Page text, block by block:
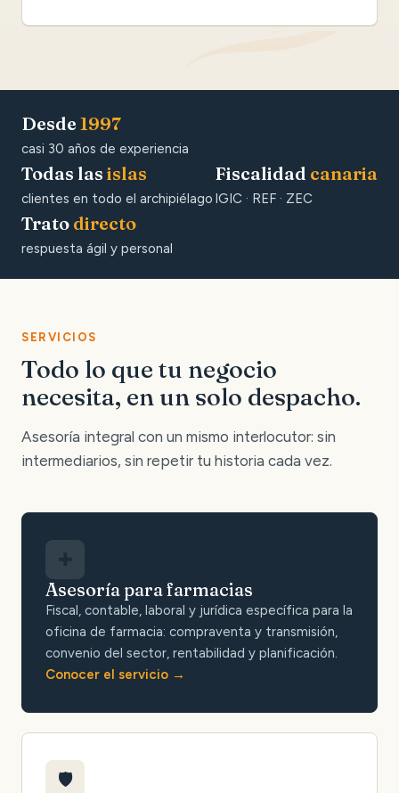
Desde 1997
casi 30 años de experiencia
Todas las islas
clientes en todo el archipiélago
Fiscalidad canaria
IGIC · REF · ZEC
Trato directo
respuesta ágil y personal
SERVICIOS
Todo lo que tu negocio
necesita, en un solo despacho.
Asesoría integral con un mismo interlocutor: sin
intermediarios, sin repetir tu historia cada vez.
Asesoría para farmacias
Fiscal, contable, laboral y jurídica específica para la
oficina de farmacia: compraventa y transmisión,
convenio del sector, rentabilidad y planificación.
Conocer el servicio
🛡️